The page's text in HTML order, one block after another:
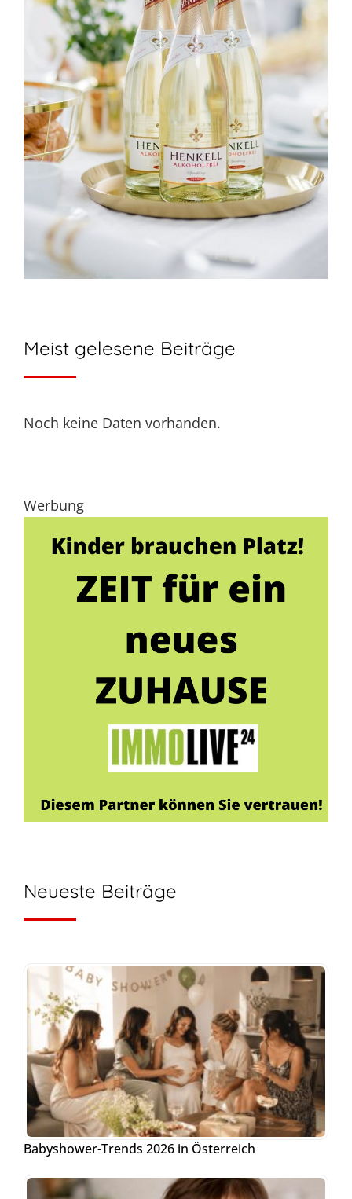
Meist gelesene Beiträge
Noch keine Daten vorhanden.
Werbung
Neueste Beiträge
Babyshower-Trends 2026 in Österreich